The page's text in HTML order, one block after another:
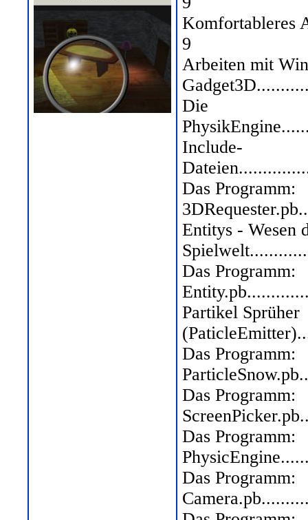
Komfortableres
9
Arbeiten mit
Die
Include-
Das Programm:
Entitys - Wesen
Das Programm:
Partikel Sprüher
Das Programm:
Das Programm:
Das Programm:
Das Programm: